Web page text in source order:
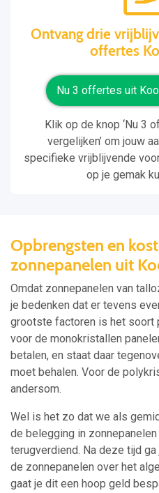
Ontvang drie
offertes
Nu 3 offertes uit
Klik op de knop ‘Nu 3
vergelijken’ om jouw
specifieke vrijblijvende
op je gemak
Opbrengsten en
zonnepanelen uit
Omdat zonnepanelen van
je bedenken dat er tevens
grootste factoren is het soort
voor de monokristallen
betalen, en staat daar
moet behalen. Voor de
andersom.
Wel is het zo dat we als
de belegging in
terugverdiend. Na deze tijd
de zonnepanelen over het
gaat je dit een hoop geld